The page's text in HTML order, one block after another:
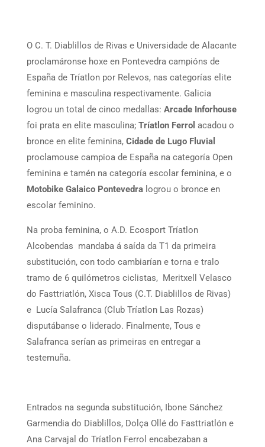
O C. T. Diablillos de Rivas e Universidade de Alacante
proclamáronse hoxe en Pontevedra campións de
España de Tríatlon por Relevos, nas categorías elite
feminina e masculina respectivamente. Galicia
logrou un total de cinco medallas: Arcade Inforhouse
foi prata en elite masculina;Tríatlon Ferrol acadou o
bronce en elite feminina, Cidade de Lugo Fluvial
proclamouse campioa de España na categoría Open
feminina e tamén na categoría escolar feminina, e o
Motobike Galaico Pontevedralogrou o bronce en
escolar feminino.
Na proba feminina, o A.D. Ecosport Tríatlon
Alcobendas mandaba á saída da T1 da primeira
substitución, con todo cambiarían e torna e tralo
tramo de 6 quilómetros ciclistas, Meritxell Velasco
do Fasttriatlón, Xisca Tous (C.T. Diablillos de Rivas)
e Lucía Salafranca (Club Tríatlon Las Rozas)
disputábanse o liderado. Finalmente, Tous e
Salafranca serían as primeiras en entregar a
testemuña.
Entrados na segunda substitución, Ibone Sánchez
Garmendia do Diablillos, Dolça Ollé do Fasttriatlón e
Ana Carvajal do Tríatlon Ferrol encabezaban a